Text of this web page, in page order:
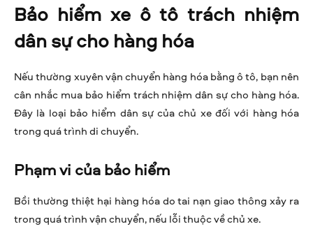
Bảo hiểm xe ô tô trách nhiệm
dân sự cho hàng hóa
Nếu thường xuyên vận chuyển hàng hóa bằng ô tô, bạn nên
cân nhắc mua bảo hiểm trách nhiệm dân sự cho hàng hóa.
Đây là loại bảo hiểm dân sự của chủ xe đối với hàng hóa
trong quá trình di chuyển.
Phạm vi của bảo hiểm
Bồi thường thiệt hại hàng hóa do tai nạn giao thông xảy ra
trong quá trình vận chuyển, nếu lỗi thuộc về chủ xe.